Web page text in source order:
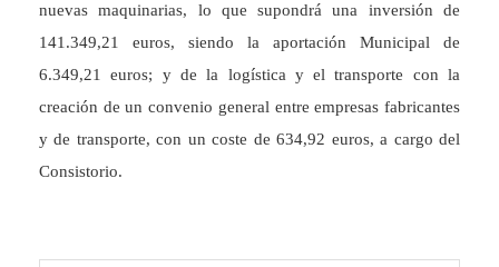
nuevas maquinarias, lo que supondrá una inversión de
141.349,21 euros, siendo la aportación Municipal de
6.349,21 euros; y de la logística y el transporte con la
creación de un convenio general entre empresas fabricantes
y de transporte, con un coste de 634,92 euros, a cargo del
Consistorio.